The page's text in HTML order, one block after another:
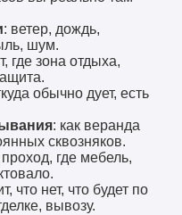
: ветер, дождь,
шум.
где зона отдыха,
обычно дует, есть
: как веранда
сквозняков.
проход, где мебель,
что нет, что будет по
вывозу.